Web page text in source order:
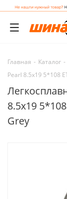
Главная - Каталог -
Pearl 8.5x19 5*108
8.5x19
Grey